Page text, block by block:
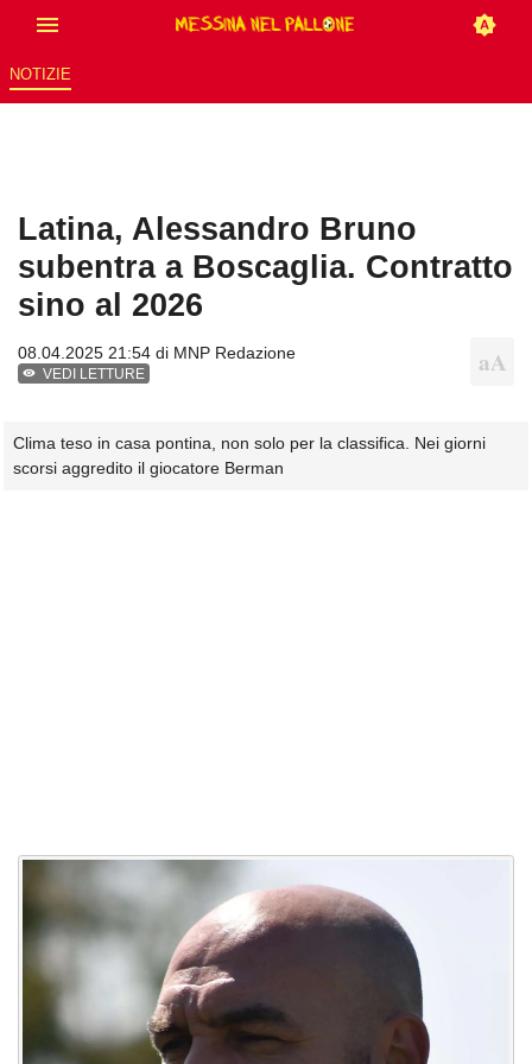
NOTIZIE
Latina, Alessandro Bruno
subentra a Boscaglia. Contratto
sino al 2026
08.04.2025 21:54 di MNP Redazione
VEDI LETTURE
Clima teso in casa pontina, non solo per la classifica. Nei giorni
scorsi aggredito il giocatore Berman